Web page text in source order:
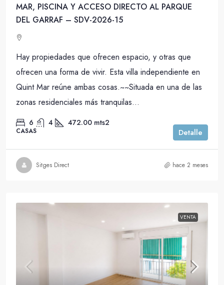
MAR, PISCINA Y ACCESO DIRECTO AL PARQUE
DEL GARRAF – SDV-2026-15
Hay propiedades que ofrecen espacio, y otras que
ofrecen una forma de vivir. Esta villa independiente en
Quint Mar reúne ambas cosas.~~Situada en una de las
zonas residenciales más tranquilas...
6 4 472.00 mts2
CASAS Detalle
Sitges Direct hace 2 meses
VENTA